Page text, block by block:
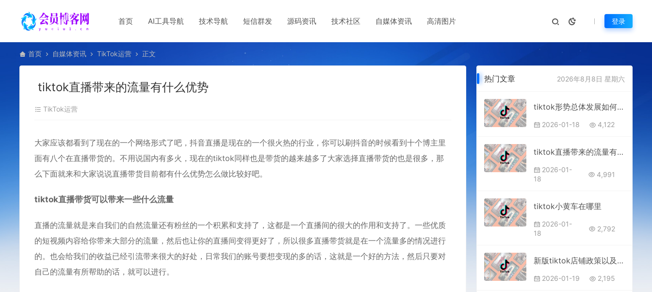
首页 AI工具导航 技术导航 短信群发 源码资讯 技术社区 自媒体资讯 高清图片 登录
首页 自媒体资讯 TikTok运营 正文
tiktok直播带来的流量有什么优势
TikTok运营
大家应该都看到了现在的一个网络形式了吧，抖音直播是现在的一个很火热的行业，你可以刷抖音的时候看到十个博主里
面有八个在直播带货的。不用说国内有多火，现在的tiktok同样也是带货的越来越多了大家选择直播带货的也是很多，那
么下面就来和大家说说直播带货目前都有什么优势怎么做比较好吧。
tiktok直播带货可以带来一些什么流量
直播的流量就是来自我们的自然流量还有粉丝的一个积累和支持了，这都是一个直播间的很大的作用和支持了。一些优质
的短视频内容给你带来大部分的流量，然后也让你的直播间变得更好了，所以很多直播带货就是在一个流量多的情况进行
的。也会给我们的收益已经引流带来很大的好处，日常我们的账号要想变现的多的话，这就是一个好的方法，然后只要对
自己的流量有所帮助的话，就可以进行。
热门文章 2026年8月8日 星期六
tiktok形势总体发展如何还好做吗
2026-01-18 4,122
tiktok直播带来的流量有什么优势
2026-01-
18
4,991
tiktok小黄车在哪里
2026-01-
18
2,792
新版tiktok店铺政策以及售卖规则详解
2026-01-19 2,195